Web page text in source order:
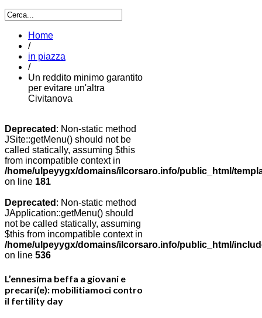
Home
/
in piazza
/
Un reddito minimo garantito
per evitare un'altra
Civitanova
Deprecated : Non-static method
JSite::getMenu() should not be
called statically, assuming $this
from incompatible context in
/home/ulpeyygx/domains/ilcorsaro.info/public_html/
on line 181
Deprecated : Non-static method
JApplication::getMenu() should
not be called statically, assuming
$this from incompatible context in
/home/ulpeyygx/domains/ilcorsaro.info/public_html/
on line 536
L’ennesima beffa a giovani e
precari(e): mobilitiamoci contro
il fertility day